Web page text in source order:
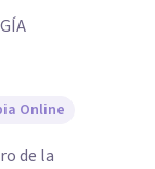
Online
de la